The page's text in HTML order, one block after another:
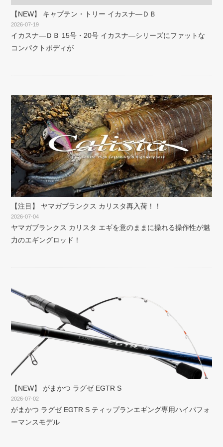
【NEW】 キャプテン・トリー イカスナ―ＤＢ
2026-07-19
イカスナ―ＤＢ 15号・20号 イカスナ―シリーズにファットな
コンパクトボディが
【注目】 ヤマガブランクス カリスタ再入荷！！
2026-07-04
ヤマガブランクス カリスタ エギを意のままに操れる操作性が魅
力のエギングロッド！
【NEW】 がまかつ ラグゼ EGTR S
2026-07-02
がまかつ ラグゼ EGTR S ティップランエギング専用ハイパフォ
ーマンスモデル